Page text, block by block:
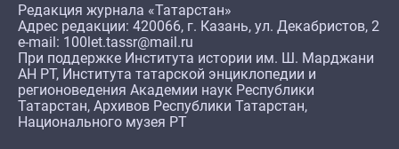
Редакция журнала «Татарстан»
Адрес редакции: 420066, г. Казань, ул. Декабристов, 2
e-mail: 100let.tassr@mail.ru
При поддержке Института истории им. Ш. Марджани
АН РТ, Института татарской энциклопедии и
регионоведения Академии наук Республики
Татарстан, Архивов Республики Татарстан,
Национального музея РТ